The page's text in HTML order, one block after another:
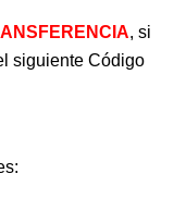
, si
siguiente Código